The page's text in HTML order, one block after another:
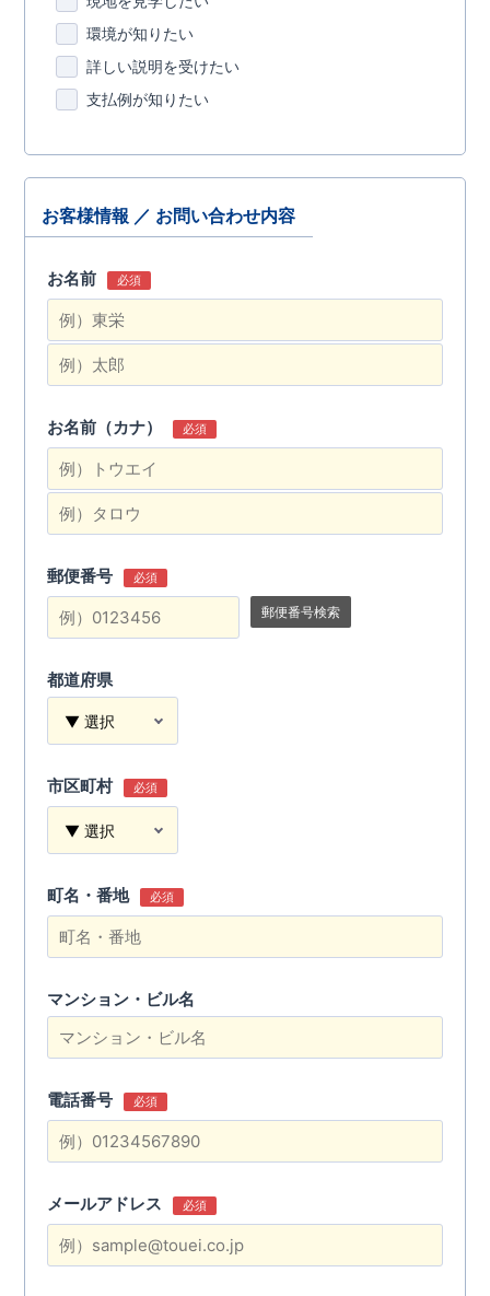
環境が知りたい
詳しい説明を受けたい
支払例が知りたい
お客様情報 ／ お問い合わせ内容
お名前 必須
お名前（カナ） 必須
郵便番号 必須
郵便番号検索
都道府県
市区町村 必須
町名・番地 必須
マンション・ビル名
電話番号 必須
メールアドレス 必須